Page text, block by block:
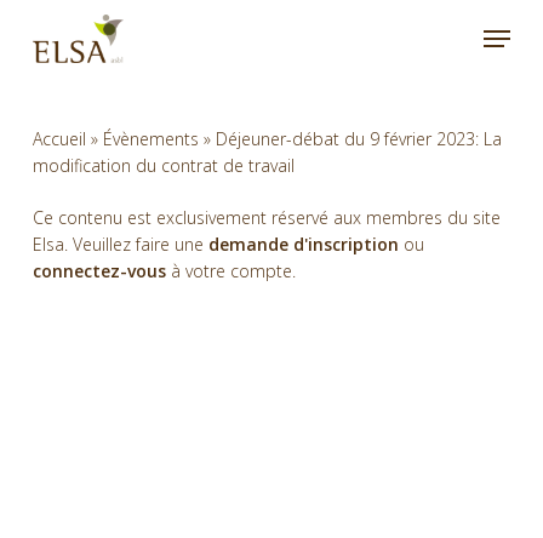
main
Menu
Accueil » Évènements » Déjeuner-débat du 9 février 2023: La
modification du contrat de travail
Ce contenu est exclusivement réservé aux membres du site
Elsa. Veuillez faire une demande d'inscription ou
connectez-vous à votre compte.